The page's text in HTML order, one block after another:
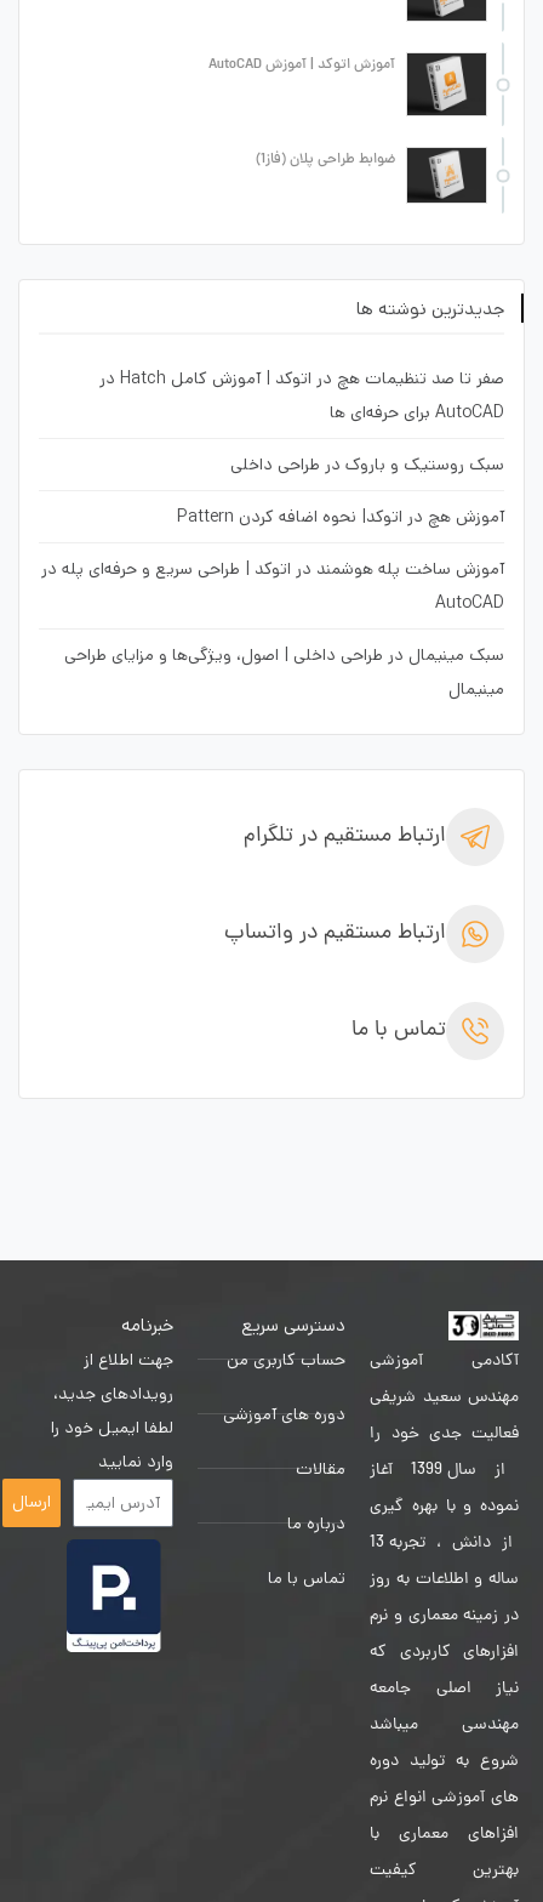
آموزش اتوکد | آموزش AutoCAD
ضوابط طراحی پلان (فاز1)
جدیدترین نوشته ها
صفر تا صد تنظیمات هچ در اتوکد | آموزش کامل Hatch در
AutoCAD برای حرفه‌ای ها
سبک روستیک و باروک در طراحی داخلی
آموزش هچ در اتوکد| نحوه اضافه کردن Pattern
آموزش ساخت پله هوشمند در اتوکد | طراحی سریع و حرفه‌ای پله در
AutoCAD
سبک مینیمال در طراحی داخلی | اصول، ویژگی‌ها و مزایای طراحی
مینیمال
ارتباط مستقیم در تلگرام
ارتباط مستقیم در واتساپ
تماس با ما
آکادمی آموزشی
مهندس سعید شریفی
فعالیت جدی خود را
از سال 1399 آغاز
نموده و با بهره گیری
از دانش ، تجربه 13
ساله و اطلاعات به روز
در زمینه معماری و نرم
افزارهای کاربردی که
نیاز اصلی جامعه
مهندسی میباشد
شروع به تولید دوره
های آموزشی انواع نرم
افزاهای معماری با
بهترین کیفیت
دسترسی سریع
حساب کاربری من
دوره های آموزشی
مقالات
درباره ما
تماس با ما
خبرنامه
جهت اطلاع از
رویدادهای جدید،
لطفا ایمیل خود را
وارد نمایید
ارسال